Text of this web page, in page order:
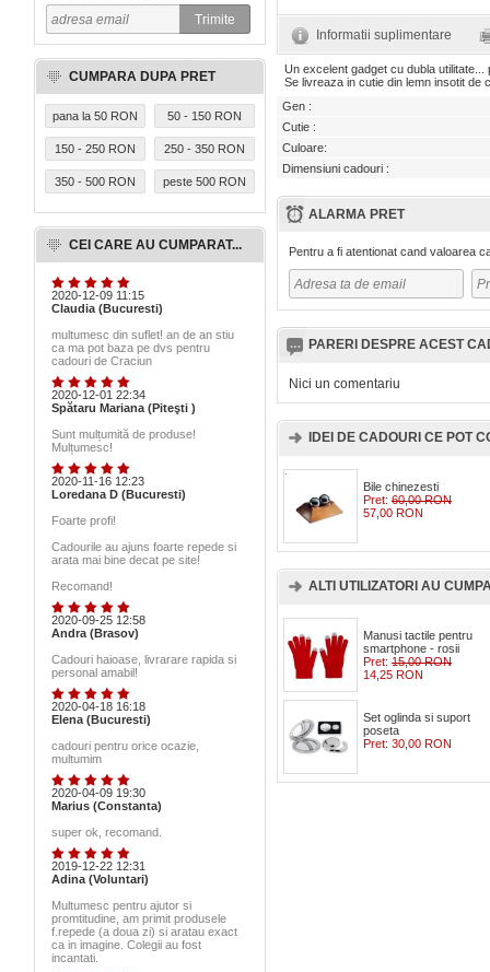
CUMPARA DUPA PRET
pana la 50 RON 50 - 150 RON
150 - 250 RON 250 - 350 RON
350 - 500 RON peste 500 RON
CEI CARE AU CUMPARAT...
2020-12-09 11:15
Claudia (Bucuresti)
multumesc din suflet! an de an stiu
ca ma pot baza pe dvs pentru
cadouri de Craciun
2020-12-01 22:34
Spătaru Mariana (Piteşti )
Sunt mulțumită de produse!
Mulțumesc!
2020-11-16 12:23
Loredana D (Bucuresti)
Foarte profi!
Cadourile au ajuns foarte repede si
arata mai bine decat pe site!
Recomand!
2020-09-25 12:58
Andra (Brasov)
Cadouri haioase, livrarare rapida si
personal amabil!
2020-04-18 16:18
Elena (Bucuresti)
cadouri pentru orice ocazie,
multumim
2020-04-09 19:30
Marius (Constanta)
super ok, recomand.
2019-12-22 12:31
Adina (Voluntari)
Multumesc pentru ajutor si
promtitudine, am primit produsele
f.repede (a doua zi) si aratau exact
ca in imagine. Colegii au fost
incantati.
Informatii suplimentare
Un excelent gadget cu dubla utilitate...
Se livreaza in cutie din lemn insotit de
Gen :
Cutie :
Culoare:
Dimensiuni cadouri :
ALARMA PRET
Pentru a fi atentionat cand valoarea
PARERI DESPRE ACEST
Nici un comentariu
IDEI DE CADOURI CE POT
Bile chinezesti
Pret: 60,00 RON
57,00 RON
ALTI UTILIZATORI AU
Manusi tactile pentru
smartphone - rosii
Pret: 15,00 RON
14,25 RON
Set oglinda si suport
poseta
Pret: 30,00 RON